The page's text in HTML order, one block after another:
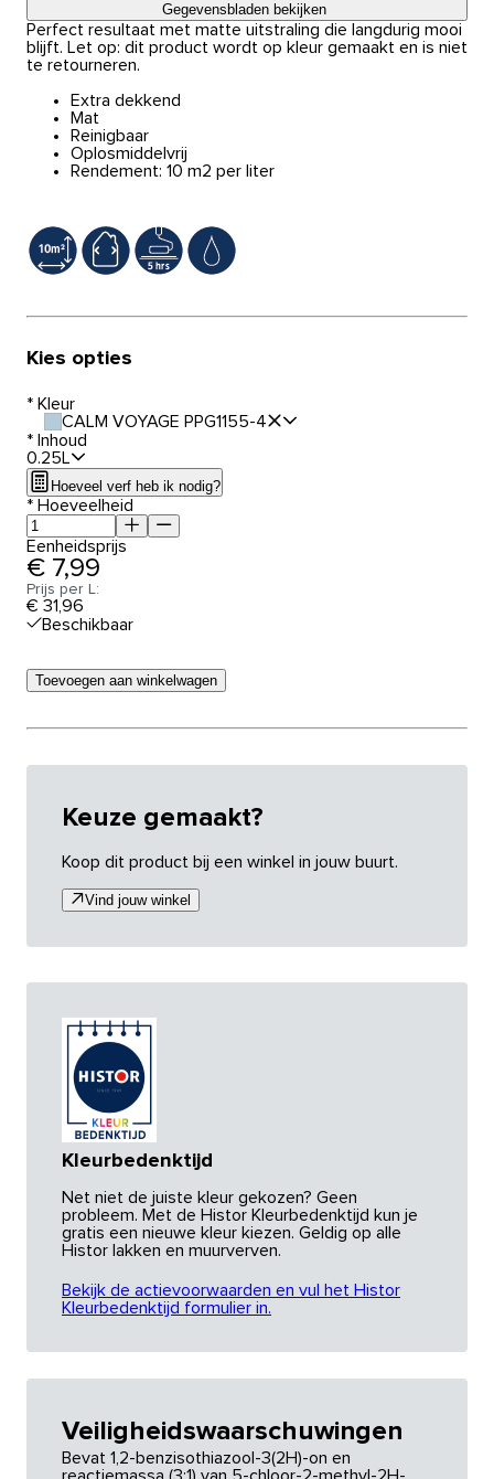
Gegevensbladen bekijken
Perfect resultaat met matte uitstraling die langdurig mooi
blijft. Let op: dit product wordt op kleur gemaakt en is niet
te retourneren.
Extra dekkend
Mat
Reinigbaar
Oplosmiddelvrij
Rendement: 10 m2 per liter
Kies opties
* Kleur
CALM VOYAGE PPG1155-4
* Inhoud
0.25L
Hoeveel verf heb ik nodig?
* Hoeveelheid
Eenheidsprijs
€ 7,99
Prijs per L:
€ 31,96
Beschikbaar
Toevoegen aan winkelwagen
Keuze gemaakt?
Koop dit product bij een winkel in jouw buurt.
Vind jouw winkel
Kleurbedenktijd
Net niet de juiste kleur gekozen? Geen
probleem. Met de Histor Kleurbedenktijd kun je
gratis een nieuwe kleur kiezen. Geldig op alle
Histor lakken en muurverven.
Bekijk de actievoorwaarden en vul het Histor
Kleurbedenktijd formulier in.
Veiligheidswaarschuwingen
Bevat 1,2-benzisothiazool-3(2H)-on en
reactiemassa (3:1) van 5-chloor-2-methyl-2H-